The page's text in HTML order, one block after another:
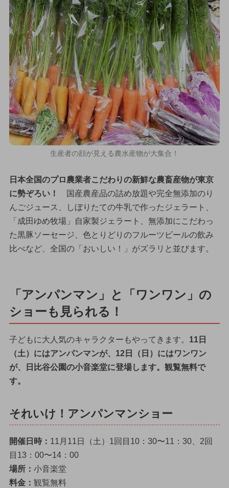
生産者の顔が見える農水産物が大集合！
日本全国のプロ農業者こだわりの新鮮な農畜産物が東京
に勢ぞろい！
国産農産品の詰め放題や完全無添加のり
んごジュース、しぼりたての牛乳で作ったジェラート、
「成田ゆめ牧場」自家製ジェラート、無添加にこだわっ
た黒豚ソーセージ、色とりどりのフルーツビールの飲み
比べなど、全国の「おいしい！」がズラリと並びます。
「アンパンマン」と「ワンワン」の
ショーも見られる！
子どもに大人気のキャラクターもやってきます。 11日
（土）にはアンパンマンが、12日（日）にはワンワン
が、日比谷公園の小音楽堂に登場します。観覧無料で
す。
それいけ！アンパンマンショー
開催日時： 11月11日（土）1回目10：30〜11：30、2回
目13：00〜14：00
場所： 小音楽堂
料金： 観覧無料